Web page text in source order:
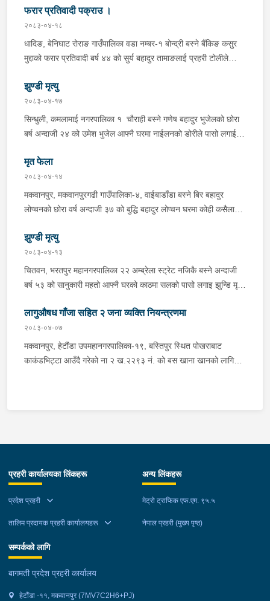
बर्दिवासको संयुक्त टोलीले मोरङबाट काठमाण्डौ तर्फ जाँदै गरेको चालक
सिन्धुली कमलामाई नगरपालिका वडा नम्बर- १२ बस्ने बर्ष अन्दाजी-२९ को
चन्द्र बहादुर माझीले चलाएको म.प्र. व०४-००१ ज ००८६ नं. को
यात्रुबाहक E.V. हायसमा सवार जिल्ला सिराह मिर्चैया नगरपालिका-५ बस्ने
ल्याएको तरकारीको बोरा भित्र डब्बामा प्लास्टिकले पोका पारी लुकाई छिपाई
ल्याएको लागु औषध खैरो हिरोइन जस्तो देखिने गिलो पदार्थ ४५.१९० फेला
पारी नियन्त्रणमा लिई सोधपुछ गर्दा पछाडी मोटरसाइकलमा सवार चालक
अभिषेक कुमार साह र सवार राहुल कुमार मण्डलले उक्त सामान दिई पठाएको
भनि खुल्न आएको हुँदा मोटरसाइकल सहित निजहरुलाई नियन्त्रणमा लिई थप
अनुसन्धान कार्य भईरहेको ।
फरार प्रतिवादी पक्राउ ।
२०८३-०४-१८
धादिङ, बेनिघाट रोराङ गाउँपालिका वडा नम्बर-१ बोन्द्री बस्ने बैंकिङ कसुर
मुद्दाको फरार प्रतिवादी बर्ष ४४ को सुर्य बहादुर तामाङलाई प्रहरी टोलीले
झुण्डी मृत्यु
२०८३-०४-१७
सिन्धुली, कमलामाई नगरपालिका १ चौराही बस्ने गणेष बहादुर भुजेलको छोरा
बर्ष अन्दाजी २४ को उमेश भुजेल आफ्नै घरमा नाईलनको डोरीले पासो लगाई
घटनास्थलमा मुचुल्का सहित थप अनुसन्धान कार्य भइरहेको ।
मृत फेला
२०८३-०४-१४
मकवानपुर, मकवानपुरगढी गाउँपालिका-४, वाईबाडाँडा बस्ने बिर बहादुर
लोप्चनको छोरा वर्ष अन्दाजी ३७ को बुद्धि बहादुर लोप्चन घरमा कोही कसैलाई
मिति २०८३।०४।१४ गते सोहि स्थित कुसुमटार खोल्सामा घोप्टो परी मृत
अवस्थामा फेला परेको । यस घटना सम्बन्धमा थप अनुसन्धान कार्य भईरहेको
छ ।
झुण्डी मृत्यु
२०८३-०४-१३
चितवन, भरतपुर महानगरपालिका २२ अम्ब्रेला स्ट्रेट नजिकै बस्ने अन्दाजी
बर्ष ५३ को सानुकारी महतो आफ्नै घरको काठमा सलको पासो लगाइ झुन्डि मृत्यु
सहित थप अनुसन्धान कार्य भइरहेको ।
लागुऔषध गाँजा सहित २ जना व्यक्ति नियन्त्रणमा
२०८३-०४-०७
मकवानपुर, हेटौंडा उपमहानगरपालिका-१९, बस्तिपुर स्थित पोखराबाट
काकंडभिट्टा आउँदै गरेको ना २ ख.२२९३ नं. को बस खाना खानको लागि
लागुऔषध गाँजा २६ किलोग्राम २० ग्राम फेला परेको । लागुऔषध सहित
समिर मोक्तान र सोहि हेटौंडा उपमहानगरपालिका-१९, बस्तिपुर बस्ने वर्ष
भईरहेको छ ।
प्रहरी कार्यालयका लिंकहरू
प्रदेश प्रहरी
तालिम प्रदायक प्रहरी कार्यालयहरू
अन्य लिंकहरू
मेट्रो ट्राफिक एफ.एम. ९५.५
नेपाल प्रहरी (मुख्य पृष्ठ)
सम्पर्कको लागि
बागमती प्रदेश प्रहरी कार्यालय
हेटौंडा -११, मकवानपुर (7MV7C2H6+PJ)